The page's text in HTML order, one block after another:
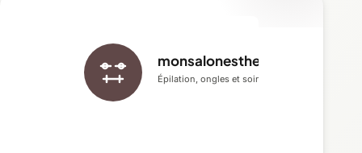
monsalonesthetique.ca
Épilation, ongles et soins du visage